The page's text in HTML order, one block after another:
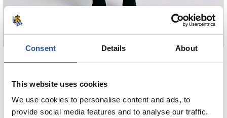
Consent Details About
This website uses cookies
We use cookies to personalise content and ads, to
provide social media features and to analyse our traffic.
COMPRAR